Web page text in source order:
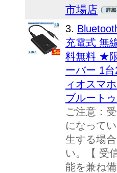
市場店
3.
充電式 無
料無料 ★
ーバー 1
ィオスマ
ブルート
ご注意：
になって
生する場
い。【 受
能を兼ね